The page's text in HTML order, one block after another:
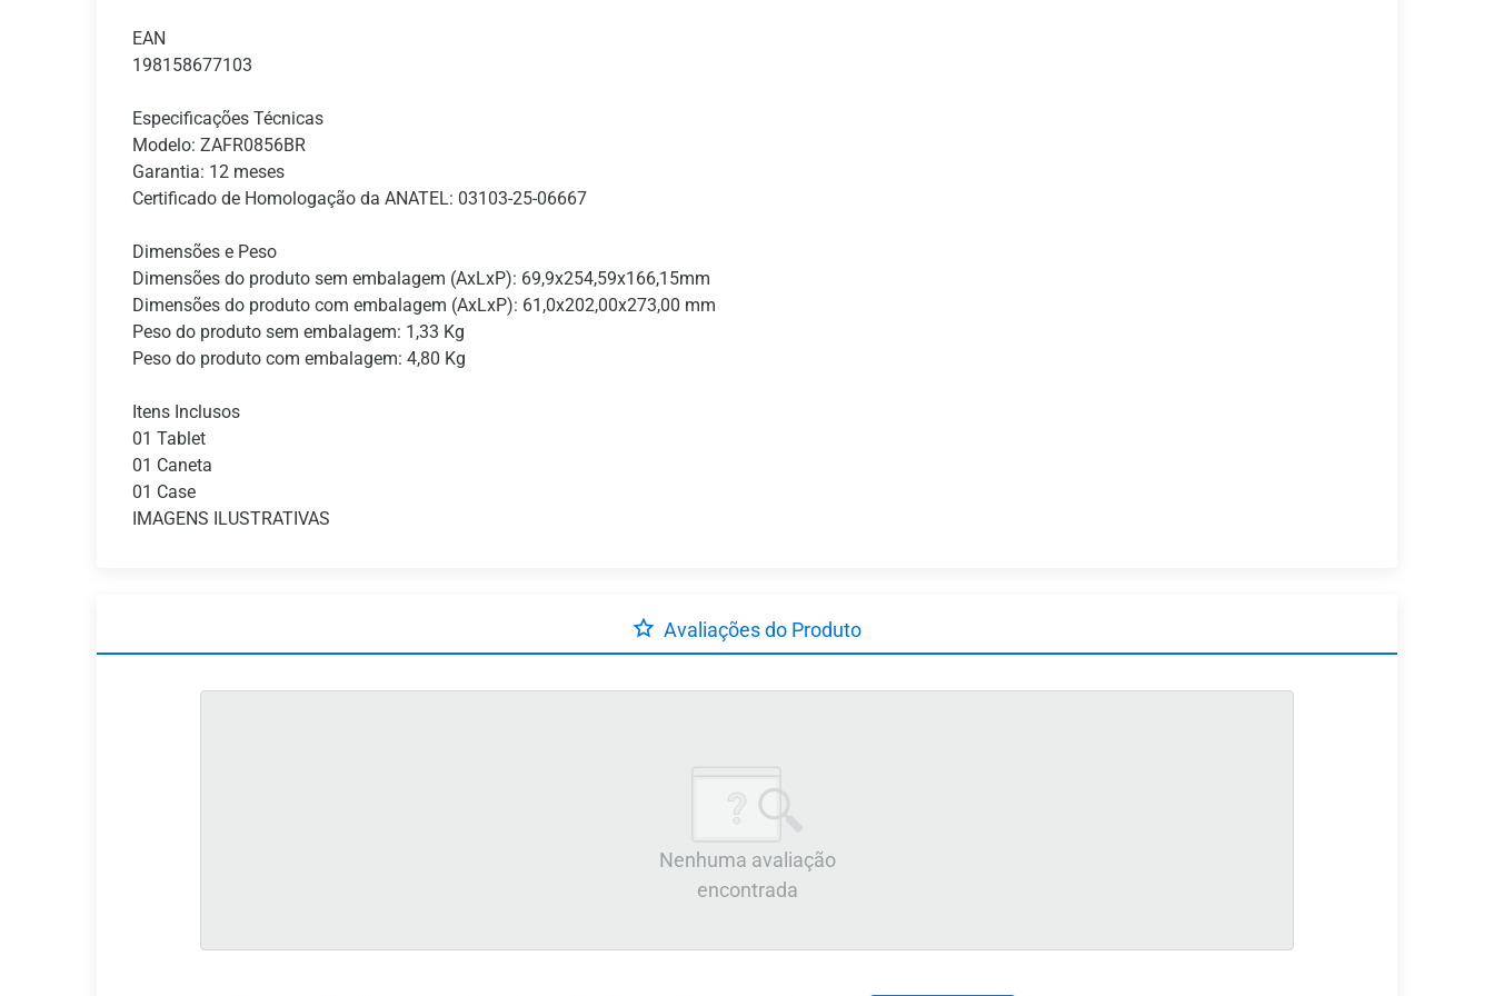
EAN
198158677103
Especificações Técnicas
Modelo: ZAFR0856BR
Garantia: 12 meses
Certificado de Homologação da ANATEL: 03103-25-06667
Dimensões e Peso
Dimensões do produto sem embalagem (AxLxP): 69,9x254,59x166,15mm
Dimensões do produto com embalagem (AxLxP): 61,0x202,00x273,00 mm
Peso do produto sem embalagem: 1,33 Kg
Peso do produto com embalagem: 4,80 Kg
Itens Inclusos
01 Tablet
01 Caneta
01 Case
IMAGENS ILUSTRATIVAS
Avaliações do Produto
Nenhuma avaliação
encontrada